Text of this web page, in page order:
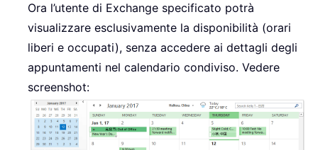
Ora l’utente di Exchange specificato potrà
visualizzare esclusivamente la disponibilità (orari
liberi e occupati), senza accedere ai dettagli degli
appuntamenti nel calendario condiviso. Vedere
screenshot: